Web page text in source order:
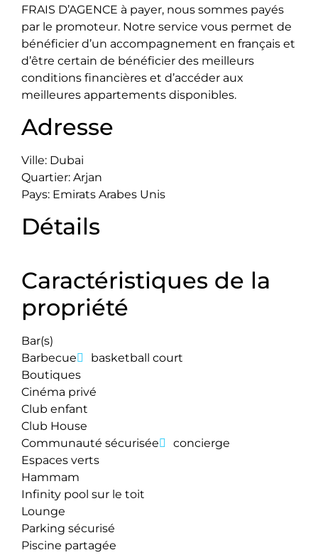
FRAIS D’AGENCE à payer, nous sommes payés
par le promoteur. Notre service vous permet de
bénéficier d’un accompagnement en français et
d’être certain de bénéficier des meilleurs
conditions financières et d’accéder aux
meilleures appartements disponibles.
Adresse
Ville: Dubai
Quartier: Arjan
Pays: Emirats Arabes Unis
Détails
Caractéristiques de la
propriété
Bar(s)
Barbecue
basketball court
Boutiques
Cinéma privé
Club enfant
Club House
Communauté sécurisée
concierge
Espaces verts
Hammam
Infinity pool sur le toit
Lounge
Parking sécurisé
Piscine partagée